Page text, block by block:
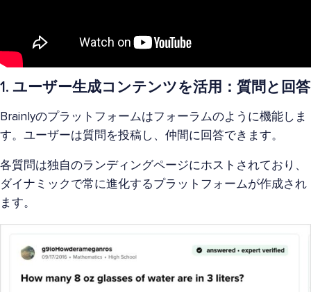
1. ユーザー生成コンテンツを活用：質問と回答
Brainlyのプラットフォームはフォーラムのように機能しま
す。ユーザーは質問を投稿し、仲間に回答できます。
各質問は独自のランディングページにホストされており、
ダイナミックで常に進化するプラットフォームが作成され
ます。